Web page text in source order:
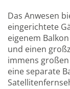
Das Anwesen
eingerichtete
eigenem
und einen
immens
eine separate